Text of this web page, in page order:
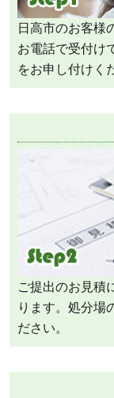
日高市のお客様
お電話で受付け
をお申し付けく
ご提出のお見積
ります。処分場
ださい。